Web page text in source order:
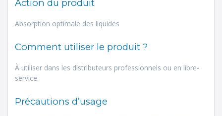
Action du produit
Absorption optimale des liquides
Comment utiliser le produit ?
À utiliser dans les distributeurs professionnels ou en libre-
service.
Précautions d’usage